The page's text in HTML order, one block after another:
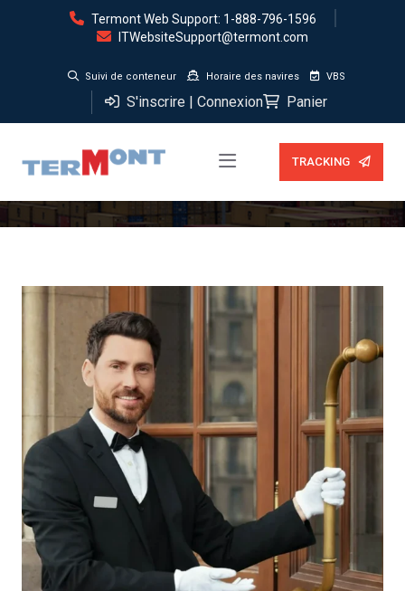
Termont Web Support: 1-888-796-1596
ITWebsiteSupport@termont.com
Suivi de conteneur Horaire des navires VBS
S'inscrire | Connexion Panier
TRACKING
Service gants blancs